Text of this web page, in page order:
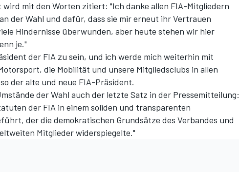
wird mit den Worten zitiert: "Ich danke allen FIA-Mitgliedern
der Wahl und dafür, dass sie mir erneut ihr Vertrauen
Hindernisse überwunden, aber heute stehen wir hier
je."
der FIA zu sein, und ich werde mich weiterhin mit
die Mobilität und unsere Mitgliedsclubs in allen
der alte und neue FIA-Präsident.
der Wahl auch der letzte Satz in der Pressemitteilung:
der FIA in einem soliden und transparenten
der die demokratischen Grundsätze des Verbandes und
Mitglieder widerspiegelte."